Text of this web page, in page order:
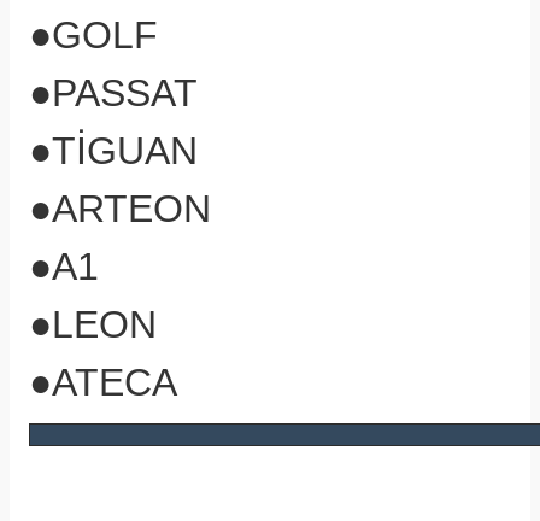
●GOLF
●PASSAT
●TİGUAN
●ARTEON
●A1
●LEON
●ATECA